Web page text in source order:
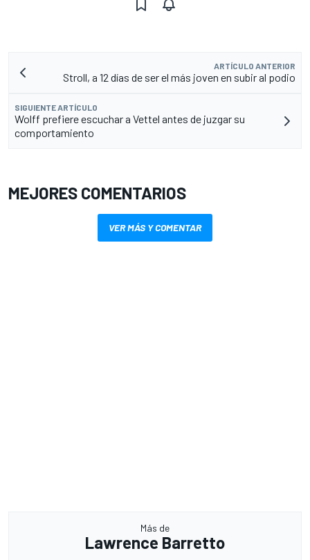
ARTÍCULO ANTERIOR
Stroll, a 12 días de ser el más joven en subir al podio
SIGUIENTE ARTÍCULO
Wolff prefiere escuchar a Vettel antes de juzgar su
comportamiento
MEJORES COMENTARIOS
VER MÁS Y COMENTAR
Más de
Lawrence Barretto